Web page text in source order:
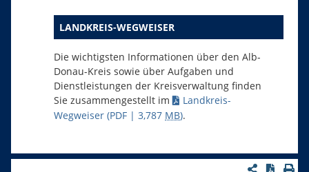
LANDKREIS-WEGWEISER
Die wichtigsten Informationen über den Alb-
Donau-Kreis sowie über Aufgaben und
Dienstleistungen der Kreisverwaltung finden
Sie zusammengestellt im
Landkreis-
Wegweiser (PDF | 3,787 MB).